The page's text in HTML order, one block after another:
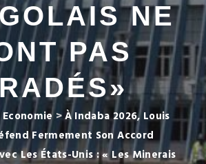
NE
PAS
Economie>À Indaba 2026, Louis
Fermement Son Accord
Les États-Unis : « Les Minerais